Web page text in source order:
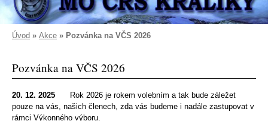
Úvod » Akce » Pozvánka na VČS 2026
Pozvánka na VČS 2026
20. 12. 2025
Rok 2026 je rokem volebním a tak bude záležet
pouze na vás, našich členech, zda vás budeme i nadále zastupovat v
rámci Výkonného výboru.